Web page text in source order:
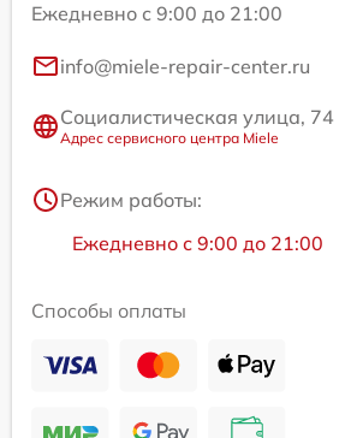
Ежедневно с 9:00 до 21:00
info@miele-repair-center.ru
Социалистическая улица, 74
Адрес сервисного центра Miele
Режим работы:
Ежедневно с 9:00 до 21:00
Способы оплаты